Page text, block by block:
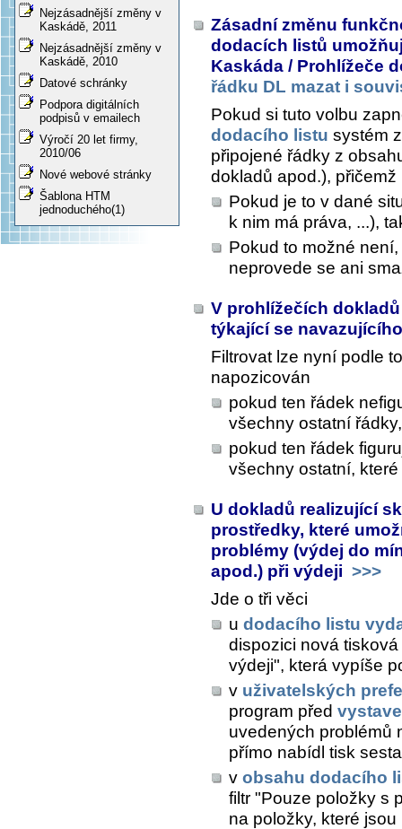
Nejzásadnější změny v
Kaskádě, 2011
Nejzásadnější změny v
Kaskádě, 2010
Datové schránky
Podpora digitálních
podpisů v emailech
Výročí 20 let firmy,
2010/06
Nové webové stránky
Šablona HTM
jednoduchého(1)
Zásadní změnu
dodacích listů
Kaskáda / Prohlížeče
řádku DL mazat i
Pokud si tuto volbu
dodacího listu systém
připojené řádky z
dokladů apod.), přičemž
Pokud je to v dané
k nim má práva, ...),
Pokud to možné
neprovede se ani
V prohlížečích
týkající se
Filtrovat lze nyní podle
napozicován
pokud ten řádek
všechny ostatní
pokud ten řádek
všechny ostatní,
U dokladů realizující
prostředky, které
problémy (výdej do
apod.) při výdeji >>>
Jde o tři věci
u dodacího listu
dispozici nová
výdeji", která vypíše
v uživatelských
program před
uvedených problémů
přímo nabídl tisk
v obsahu dodacího
filtr "Pouze položky s
na položky, které